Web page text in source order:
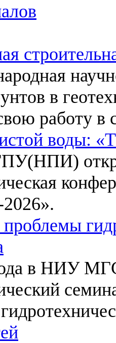
в
работу в
воды:
в НИУ